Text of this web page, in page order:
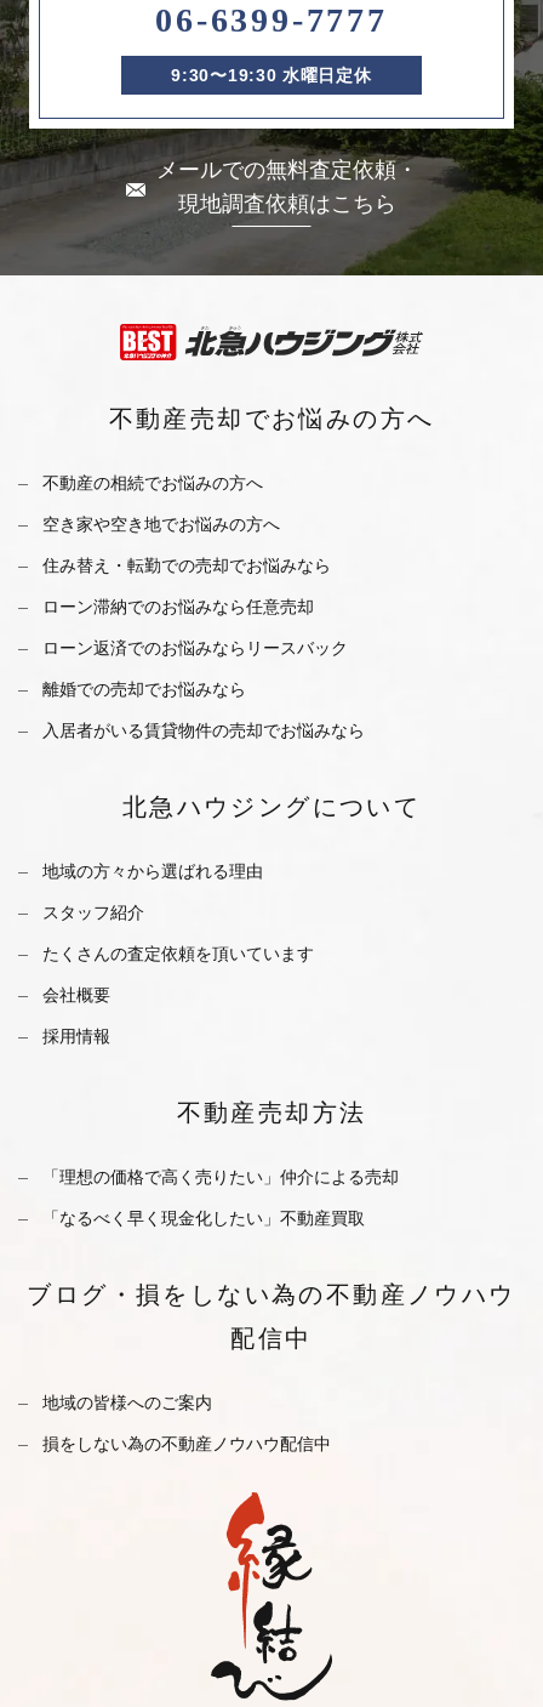
06-6399-7777
9:30〜19:30 水曜日定休
メールでの無料査定依頼・
現地調査依頼はこちら
不動産売却でお悩みの方へ
不動産の相続でお悩みの方へ
空き家や空き地でお悩みの方へ
住み替え・転勤での売却でお悩みなら
ローン滞納でのお悩みなら任意売却
ローン返済でのお悩みならリースバック
離婚での売却でお悩みなら
入居者がいる賃貸物件の売却でお悩みなら
北急ハウジングについて
地域の方々から選ばれる理由
スタッフ紹介
たくさんの査定依頼を頂いています
会社概要
採用情報
不動産売却方法
「理想の価格で高く売りたい」仲介による売却
「なるべく早く現金化したい」不動産買取
ブログ・ 損をしない為の不動産ノウハウ
配信中
地域の皆様へのご案内
損をしない為の不動産ノウハウ配信中